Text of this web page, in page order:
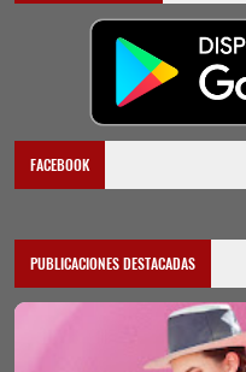
FACEBOOK
PUBLICACIONES DESTACADAS